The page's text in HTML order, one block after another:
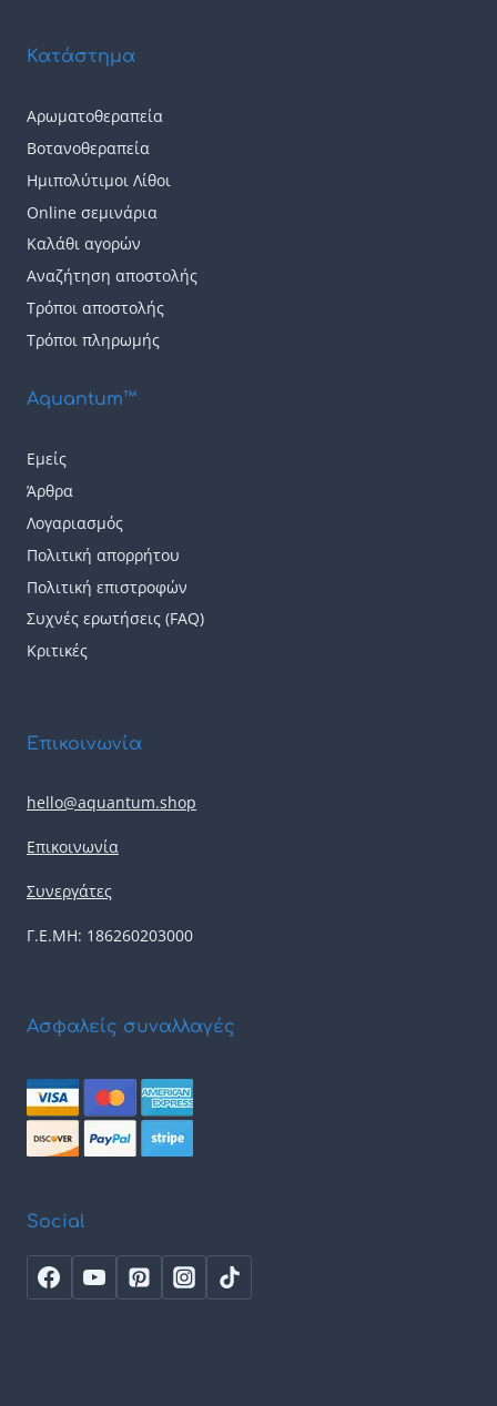
Κατάστημα
Αρωματοθεραπεία
Βοτανοθεραπεία
Ημιπολύτιμοι Λίθοι
Online σεμινάρια
Καλάθι αγορών
Αναζήτηση αποστολής
Τρόποι αποστολής
Τρόποι πληρωμής
Aquantum™
Εμείς
Άρθρα
Λογαριασμός
Πολιτική απορρήτου
Πολιτική επιστροφών
Συχνές ερωτήσεις (FAQ)
Κριτικές
Επικοινωνία
hello@aquantum.shop
Επικοινωνία
Συνεργάτες
Γ.Ε.ΜΗ: 186260203000
Ασφαλείς συναλλαγές
Social